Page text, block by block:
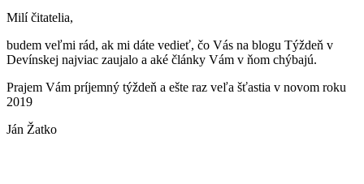
Milí čitatelia,
budem veľmi rád, ak mi dáte vedieť, čo Vás na blogu Týždeň v
Devínskej najviac zaujalo a aké články Vám v ňom chýbajú.
Prajem Vám príjemný týždeň a ešte raz veľa šťastia v novom roku
2019
Ján Žatko